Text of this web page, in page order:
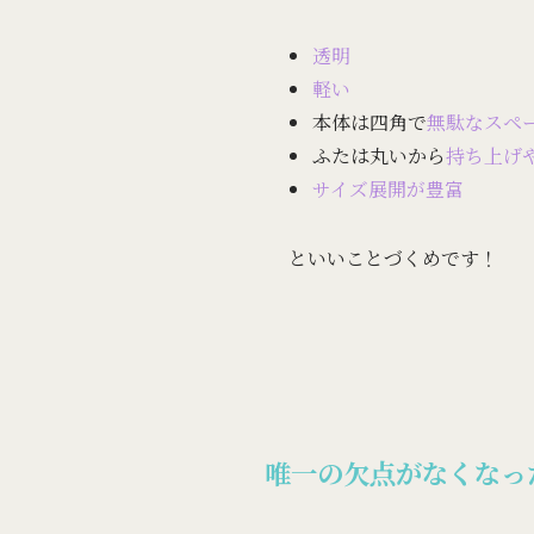
透明
軽い
本体は四角で無駄なスペ
ふたは丸いから持ち上げ
サイズ展開が豊富
といいことづくめです！
唯一の欠点がなくなっ